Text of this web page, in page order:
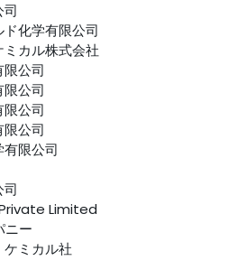
化学有限公司
カル株式会社
公司
公司
公司
公司
限公司
Limited
ニー
ミカル社